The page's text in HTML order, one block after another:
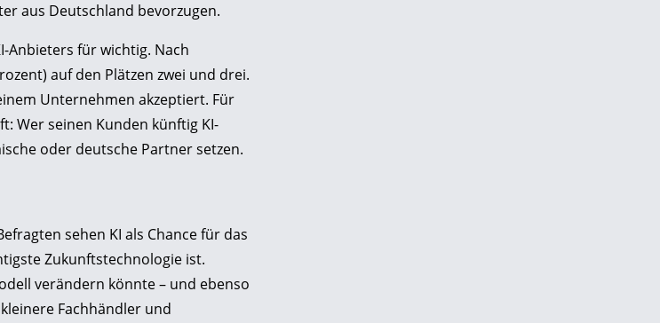
aus Deutschland bevorzugen.
Anbieters für wichtig. Nach
auf den Plätzen zwei und drei.
Unternehmen akzeptiert. Für
Wer seinen Kunden künftig KI-
oder deutsche Partner setzen.
sehen KI als Chance für das
Zukunftstechnologie ist.
verändern könnte – und ebenso
Fachhändler und